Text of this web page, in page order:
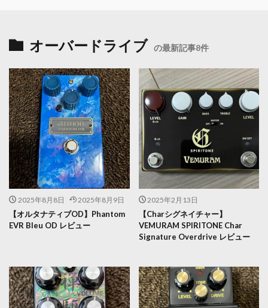
オーバードライブ の最新記事8件
2025年8月8日 2025年8月9日
【オルタナティブOD】Phantom
EVR Bleu OD レビュー
2025年2月13日
【Charシグネイチャー】
VEMURAM SPIRITONE Char
Signature Overdrive レビュー